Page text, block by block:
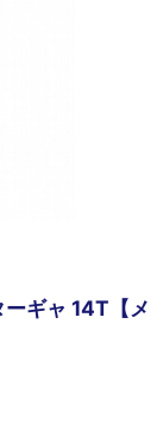
ギャ 14T【メ